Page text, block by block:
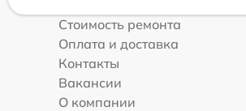
Стоимость ремонта
Оплата и доставка
Контакты
Вакансии
О компании